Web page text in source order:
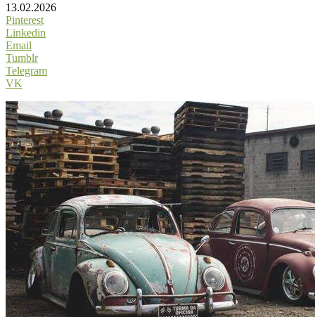
13.02.2026
Pinterest
Linkedin
Email
Tumblr
Telegram
VK